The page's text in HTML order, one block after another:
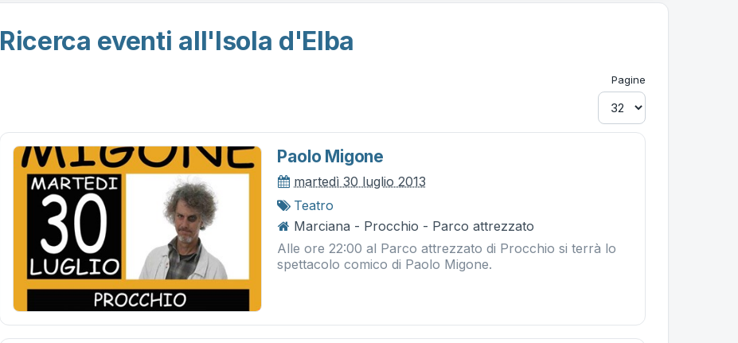
Ricerca eventi all'Isola d'Elba
Pagine
Paolo Migone
martedì 30 luglio 2013
Teatro
Marciana - Procchio - Parco attrezzato
Alle ore 22:00 al Parco attrezzato di Procchio si terrà lo
spettacolo comico di Paolo Migone.